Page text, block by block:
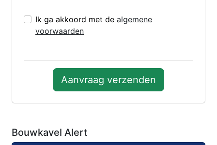
Ik ga akkoord met de algemene
voorwaarden
Aanvraag verzenden
Bouwkavel Alert